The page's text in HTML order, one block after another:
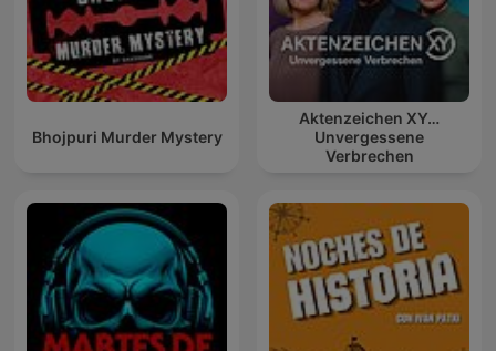
Bhojpuri Murder Mystery
Aktenzeichen XY…
Unvergessene
Verbrechen